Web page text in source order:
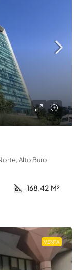
Alto Buro
168.42 M²
VENTA